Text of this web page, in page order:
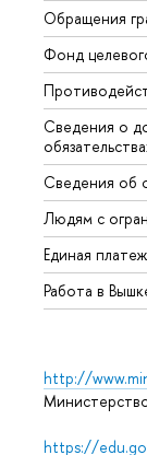
Обращения
Фонд
Сведения о
Сведения об
Людям с
Единая
Работа в
http://
https://